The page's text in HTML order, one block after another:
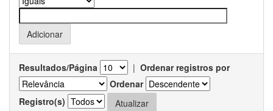
Resultados/Página | Ordenar registros por
Ordenar
Registro(s)